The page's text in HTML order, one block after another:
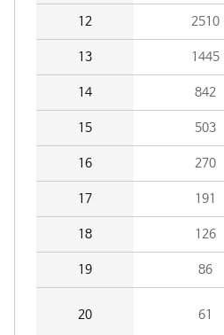
12 2510
13 1445
14 842
15 503
16 270
17 191
18 126
19 86
20 61